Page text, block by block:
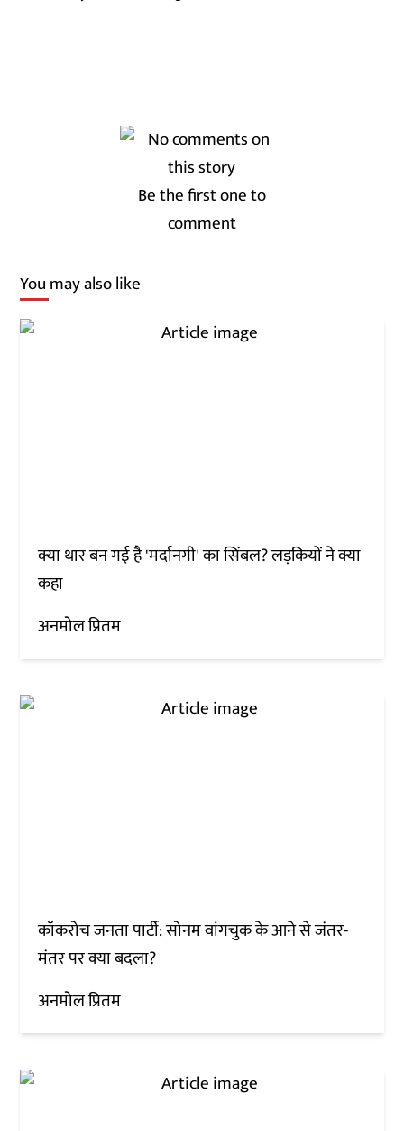
Be the first one to
comment
You may also like
क्या थार बन गई है 'मर्दानगी' का सिंबल? लड़कियों ने क्या
कहा
अनमोल प्रितम
कॉकरोच जनता पार्टी: सोनम वांगचुक के आने से जंतर-
मंतर पर क्या बदला?
अनमोल प्रितम